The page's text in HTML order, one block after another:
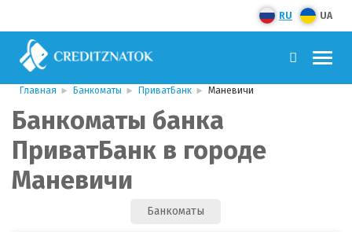
RU UA
Главная Банкоматы ПриватБанк Маневичи
Банкоматы банка
ПриватБанк в городе
Маневичи
Банкоматы